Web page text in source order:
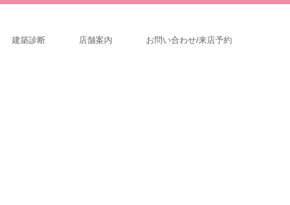
建築診断 店舗案内 お問い合わせ/来店予約